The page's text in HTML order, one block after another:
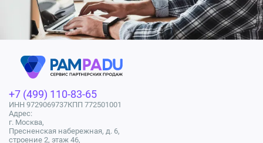
+7 (499) 110-83-65
ИНН 9729069737КПП 772501001
Адрес:
г. Москва,
Пресненская набережная, д. 6,
строение 2, этаж 46,